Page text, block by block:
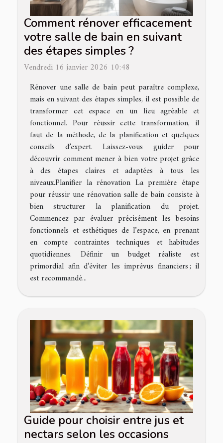
Comment rénover efficacement
votre salle de bain en suivant
des étapes simples ?
Vendredi 16 janvier 2026 10:48
Rénover une salle de bain peut paraître complexe,
mais en suivant des étapes simples, il est possible de
transformer cet espace en un lieu agréable et
fonctionnel. Pour réussir cette transformation, il
faut de la méthode, de la planification et quelques
conseils d’expert. Laissez-vous guider pour
découvrir comment mener à bien votre projet grâce
à des étapes claires et adaptées à tous les
niveaux.Planifier la rénovation La première étape
pour réussir une rénovation salle de bain consiste à
bien structurer la planification du projet.
Commencez par évaluer précisément les besoins
fonctionnels et esthétiques de l’espace, en prenant
en compte contraintes techniques et habitudes
quotidiennes. Définir un budget réaliste est
primordial afin d’éviter les imprévus financiers ; il
est recommandé...
Guide pour choisir entre jus et
nectars selon les occasions